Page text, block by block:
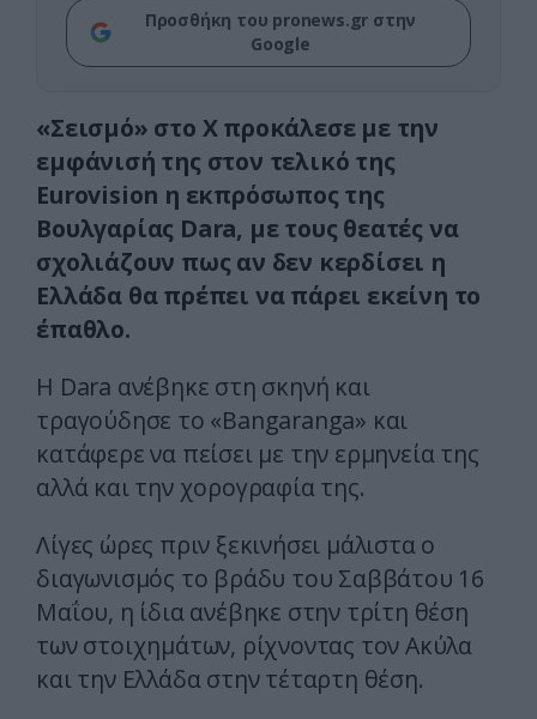
Προσθήκη του pronews.gr στην
Google
«Σεισμό» στο Χ προκάλεσε με την
εμφάνισή της στον τελικό της
Eurovision η εκπρόσωπος της
Βουλγαρίας Dara, με τους θεατές να
σχολιάζουν πως αν δεν κερδίσει η
Ελλάδα θα πρέπει να πάρει εκείνη το
έπαθλο.
Η Dara ανέβηκε στη σκηνή και
τραγούδησε το «Bangaranga» και
κατάφερε να πείσει με την ερμηνεία της
αλλά και την χορογραφία της.
Λίγες ώρες πριν ξεκινήσει μάλιστα ο
διαγωνισμός το βράδυ του Σαββάτου 16
Μαΐου, η ίδια ανέβηκε στην τρίτη θέση
των στοιχημάτων, ρίχνοντας τον Ακύλα
και την Ελλάδα στην τέταρτη θέση.